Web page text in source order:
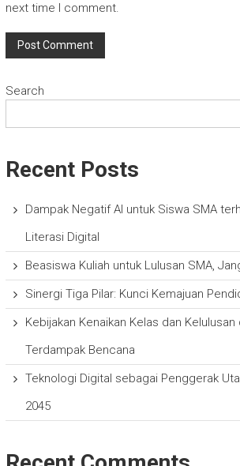
next time I comment.
Search
Recent Posts
Dampak Negatif AI untuk Siswa SMA
Literasi Digital
Beasiswa Kuliah untuk Lulusan SMA,
Sinergi Tiga Pilar: Kunci Kemajuan
Kebijakan Kenaikan Kelas dan Kelulusan
Terdampak Bencana
Teknologi Digital sebagai Penggerak
2045